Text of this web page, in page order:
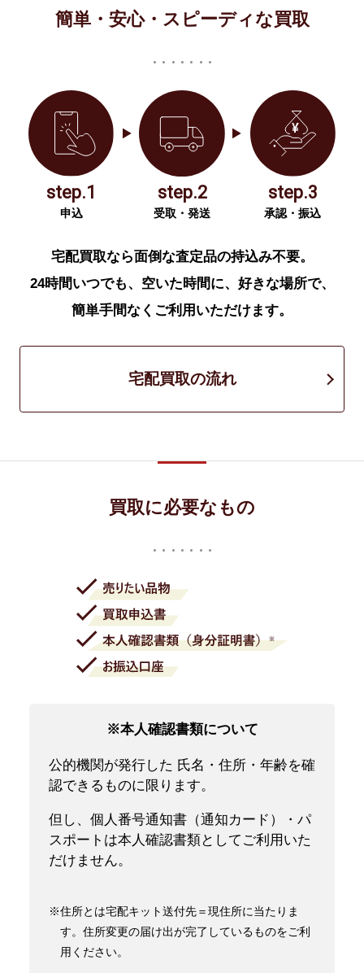
簡単・安心・スピーディな買取
step.1
申込
step.2
受取・発送
step.3
承認・振込
宅配買取なら面倒な査定品の持込み不要。
24時間いつでも、空いた時間に、好きな場所で、
簡単手間なくご利用いただけます。
宅配買取の流れ
買取に必要なもの
※本人確認書類について
公的機関が発行した 氏名・住所・年齢を確
認できるものに限ります。
但し、個人番号通知書（通知カード）・パ
スポートは本人確認書類としてご利用いた
だけません。
※住所とは宅配キット送付先＝現住所に当たりま
す。住所変更の届け出が完了しているものをご利
用ください。